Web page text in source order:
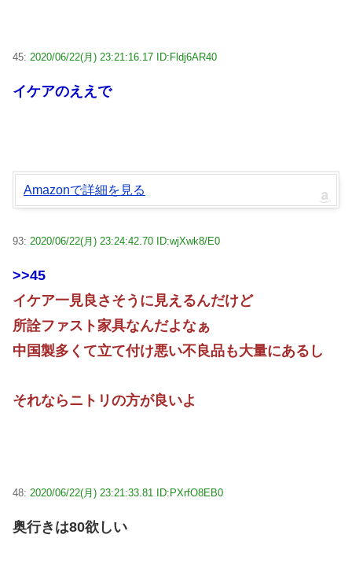
45: 2020/06/22(月) 23:21:16.17 ID:Fldj6AR40
イケアのええで
Amazonで詳細を見る
93: 2020/06/22(月) 23:24:42.70 ID:wjXwk8/E0
>>45
イケア一見良さそうに見えるんだけど
所詮ファスト家具なんだよなぁ
中国製多くて立て付け悪い不良品も大量にあるし
それならニトリの方が良いよ
48: 2020/06/22(月) 23:21:33.81 ID:PXrfO8EB0
奥行きは80欲しい